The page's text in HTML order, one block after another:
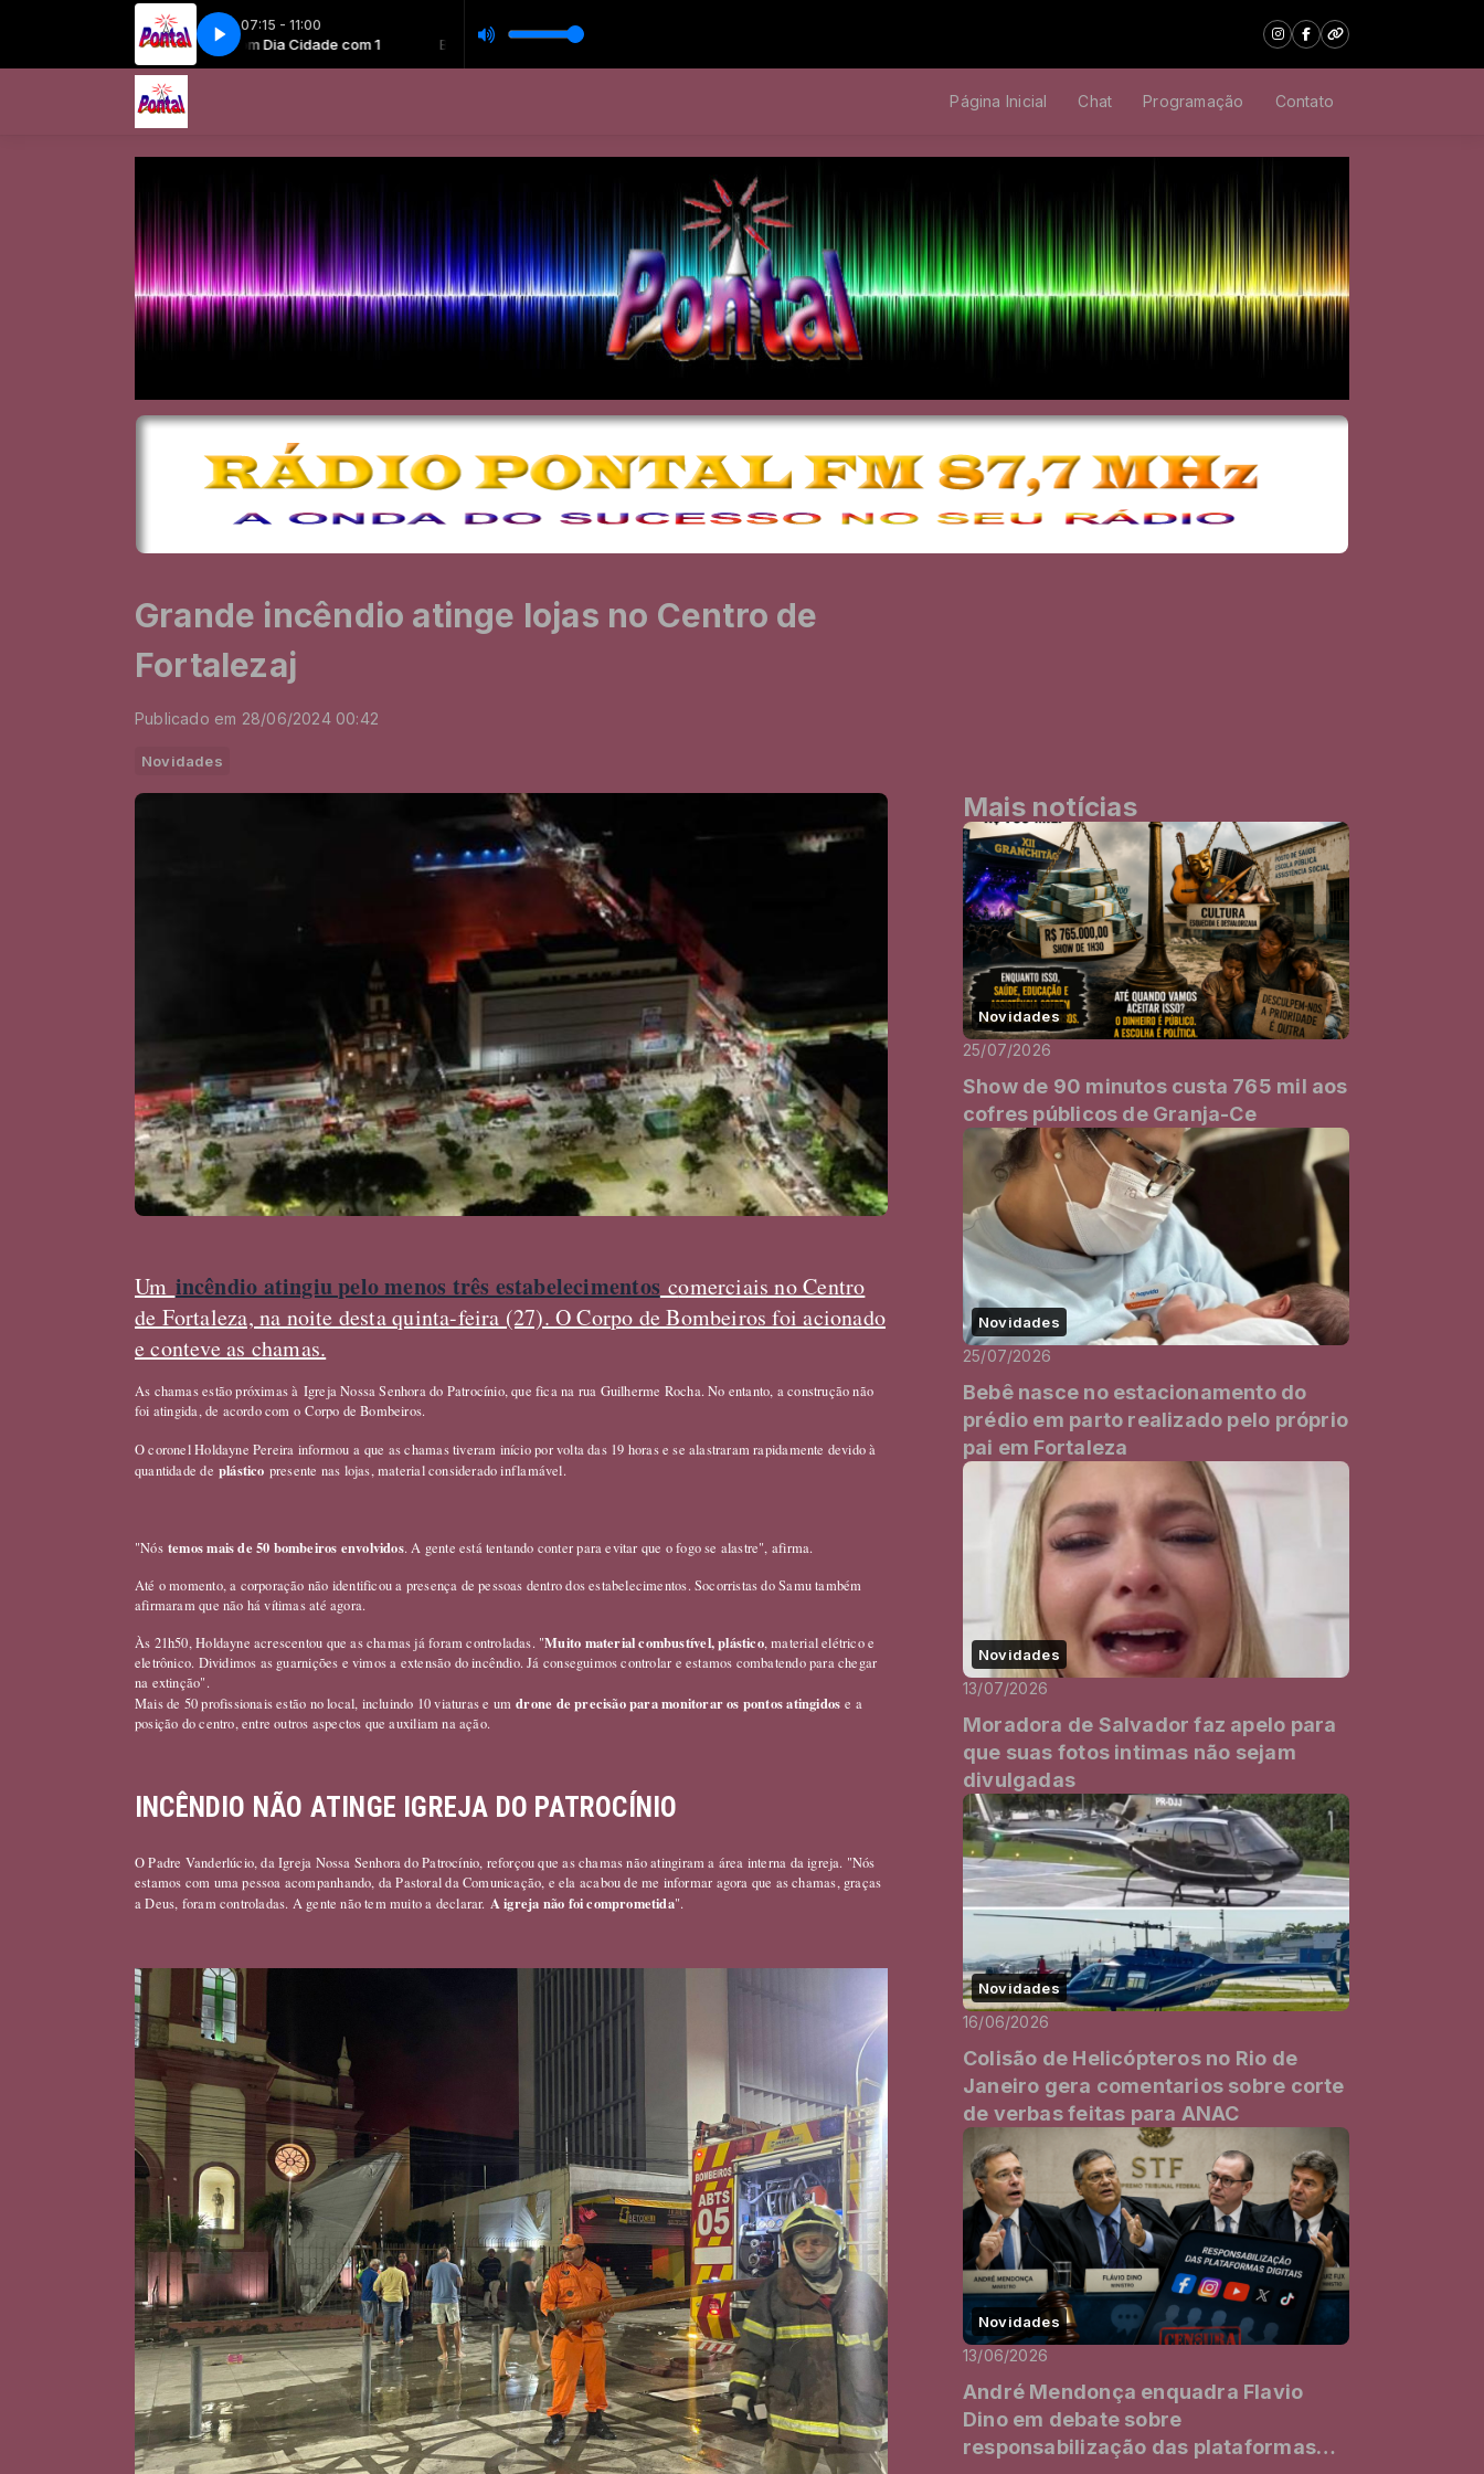
07:15 - 11:00
Bom Dia Cidade com 1 Bom Dia Cidade com 1
Página Inicial Chat Programação Contato
Grande incêndio atinge lojas no Centro de
Fortalezaj
Publicado em 28/06/2024 00:42
Novidades
Um incêndio atingiu pelo menos três estabelecimentos comerciais no Centro
de Fortaleza, na noite desta quinta-feira (27). O Corpo de Bombeiros foi acionado
e conteve as chamas.
As chamas estão próximas à Igreja Nossa Senhora do Patrocínio, que fica na rua Guilherme Rocha. No entanto, a construção não
foi atingida, de acordo com o Corpo de Bombeiros.
O coronel Holdayne Pereira informou a que as chamas tiveram início por volta das 19 horas e se alastraram rapidamente devido à
quantidade de plástico presente nas lojas, material considerado inflamável.
"Nóstemos mais de 50 bombeiros envolvidos. A gente está tentando conter para evitar que o fogo se alastre", afirma.
Até o momento, a corporação não identificou a presença de pessoas dentro dos estabelecimentos. Socorristas do Samu também
afirmaram que não há vítimas até agora.
Às 21h50, Holdayne acrescentou que as chamas já foram controladas. "Muito material combustível, plástico, material elétrico e
eletrônico. Dividimos as guarnições e vimos a extensão do incêndio. Já conseguimos controlar e estamos combatendo para chegar
na extinção".
Mais de 50 profissionais estão no local, incluindo 10 viaturas e um drone de precisão para monitorar os pontos atingidose a
posição do centro, entre outros aspectos que auxiliam na ação.
INCÊNDIO NÃO ATINGE IGREJA DO PATROCÍNIO
O Padre Vanderlúcio, da Igreja Nossa Senhora do Patrocínio, reforçou que as chamas não atingiram a área interna da igreja. "Nós
estamos com uma pessoa acompanhando, da Pastoral da Comunicação, e ela acabou de me informar agora que as chamas, graças
a Deus, foram controladas. A gente não tem muito a declarar. A igreja não foi comprometida".
Mais notícias
Novidades
25/07/2026
Show de 90 minutos custa 765 mil aos
cofres públicos de Granja-Ce
Novidades
25/07/2026
Bebê nasce no estacionamento do
prédio em parto realizado pelo próprio
pai em Fortaleza
Novidades
13/07/2026
Moradora de Salvador faz apelo para
que suas fotos intimas não sejam
divulgadas
Novidades
16/06/2026
Colisão de Helicópteros no Rio de
Janeiro gera comentarios sobre corte
de verbas feitas para ANAC
Novidades
13/06/2026
André Mendonça enquadra Flavio
Dino em debate sobre
responsabilização das plataformas